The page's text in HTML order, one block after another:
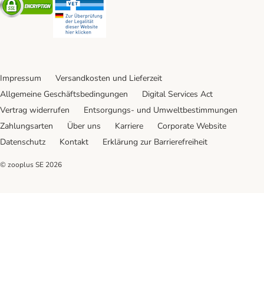
Impressum
Versandkosten und Lieferzeit
Allgemeine Geschäftsbedingungen
Digital Services Act
Vertrag widerrufen
Entsorgungs- und Umweltbestimmungen
Zahlungsarten
Über uns Karriere
Corporate Website
Datenschutz
Kontakt Erklärung zur Barrierefreiheit
© zooplus SE 2026